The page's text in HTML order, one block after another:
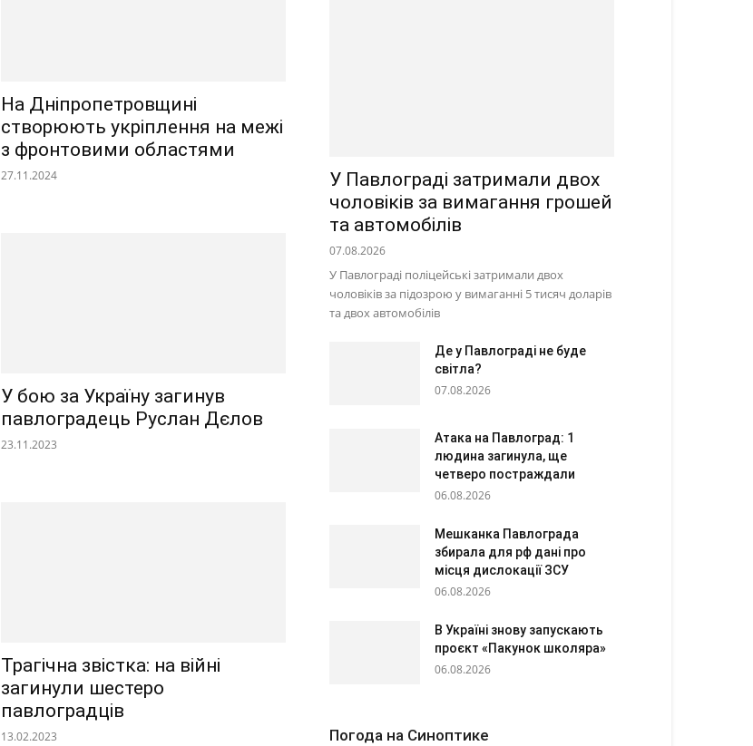
На Дніпропетровщині
створюють укріплення на межі
з фронтовими областями
27.11.2024
У бою за Україну загинув
павлоградець Руслан Дєлов
23.11.2023
Трагічна звістка: на війні
загинули шестеро
павлоградців
13.02.2023
У Павлограді затримали двох
чоловіків за вимагання грошей
та автомобілів
07.08.2026
У Павлограді поліцейські затримали двох
чоловіків за підозрою у вимаганні 5 тисяч доларів
та двох автомобілів
Де у Павлограді не буде
світла?
07.08.2026
Атака на Павлоград: 1
людина загинула, ще
четверо постраждали
06.08.2026
Мешканка Павлограда
збирала для рф дані про
місця дислокації ЗСУ
06.08.2026
В Україні знову запускають
проєкт «Пакунок школяра»
06.08.2026
Погода на Синоптике